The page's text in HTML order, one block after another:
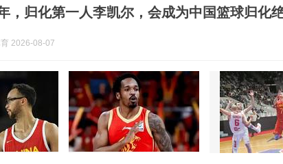
，归化第一人李凯尔，会成为中国篮球归化
2026-08-07